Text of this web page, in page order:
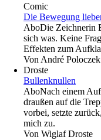
Comic
Die Bewegung
AboDie Zeichnerin
sich was. Keine
Effekten zum
VonAndré Poloczek
Droste
Bullenknullen
AboNach einem
draußen auf die
vorbei, setzte
mich zu.
Von Wiglaf Droste